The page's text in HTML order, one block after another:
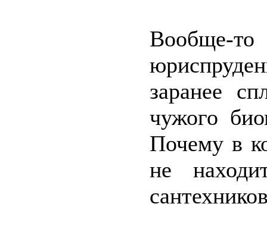
Вообще-то
заранее
чужого
Почему в
не